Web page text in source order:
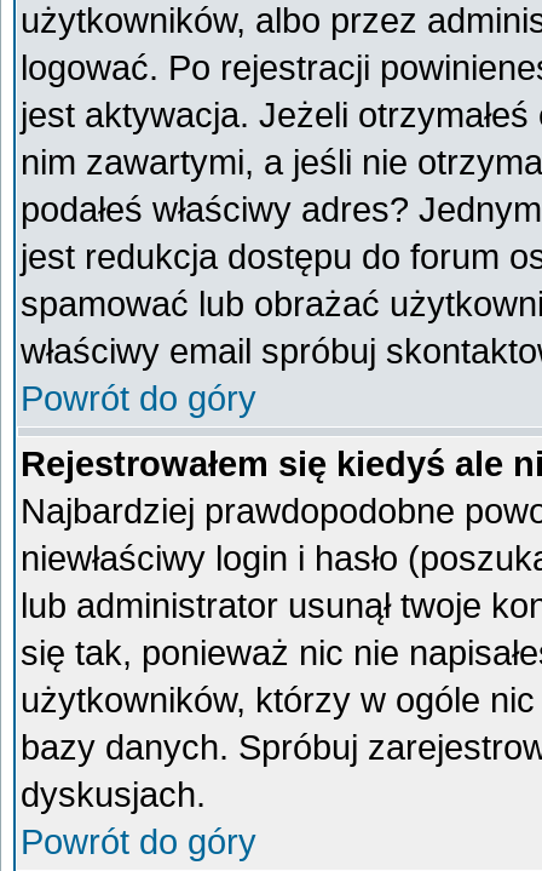
użytkowników, albo przez
logować. Po rejestracji
jest aktywacja. Jeżeli
nim zawartymi, a jeśli nie
podałeś właściwy adres?
jest redukcja dostępu do forum
spamować lub obrażać
właściwy email spróbuj
Powrót do góry
Rejestrowałem się kiedyś ale
Najbardziej prawdopodobne
niewłaściwy login i hasło
lub administrator usunął twoje
się tak, ponieważ nic nie
użytkowników, którzy w ogóle
bazy danych. Spróbuj
dyskusjach.
Powrót do góry